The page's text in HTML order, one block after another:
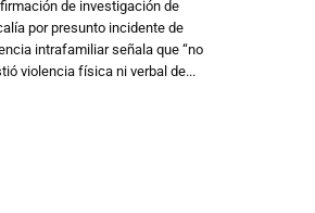
de investigación de
por presunto incidente de
intrafamiliar señala que “no
violencia física ni verbal de...